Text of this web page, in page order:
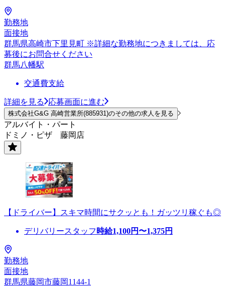
勤務地
面接地
群馬県高崎市下里見町 ※詳細な勤務地につきましては、応
募後にお問合せください
群馬八幡駅
交通費支給
詳細を見る 応募画面に進む
株式会社G&G 高崎営業所(885931)のその他の求人を見る
アルバイト・パート
ドミノ・ピザ 藤岡店
【ドライバー】スキマ時間にサクッとも！ガッツリ稼ぐも◎
デリバリースタッフ 時給1,100円〜1,375円
勤務地
面接地
群馬県藤岡市藤岡1144-1